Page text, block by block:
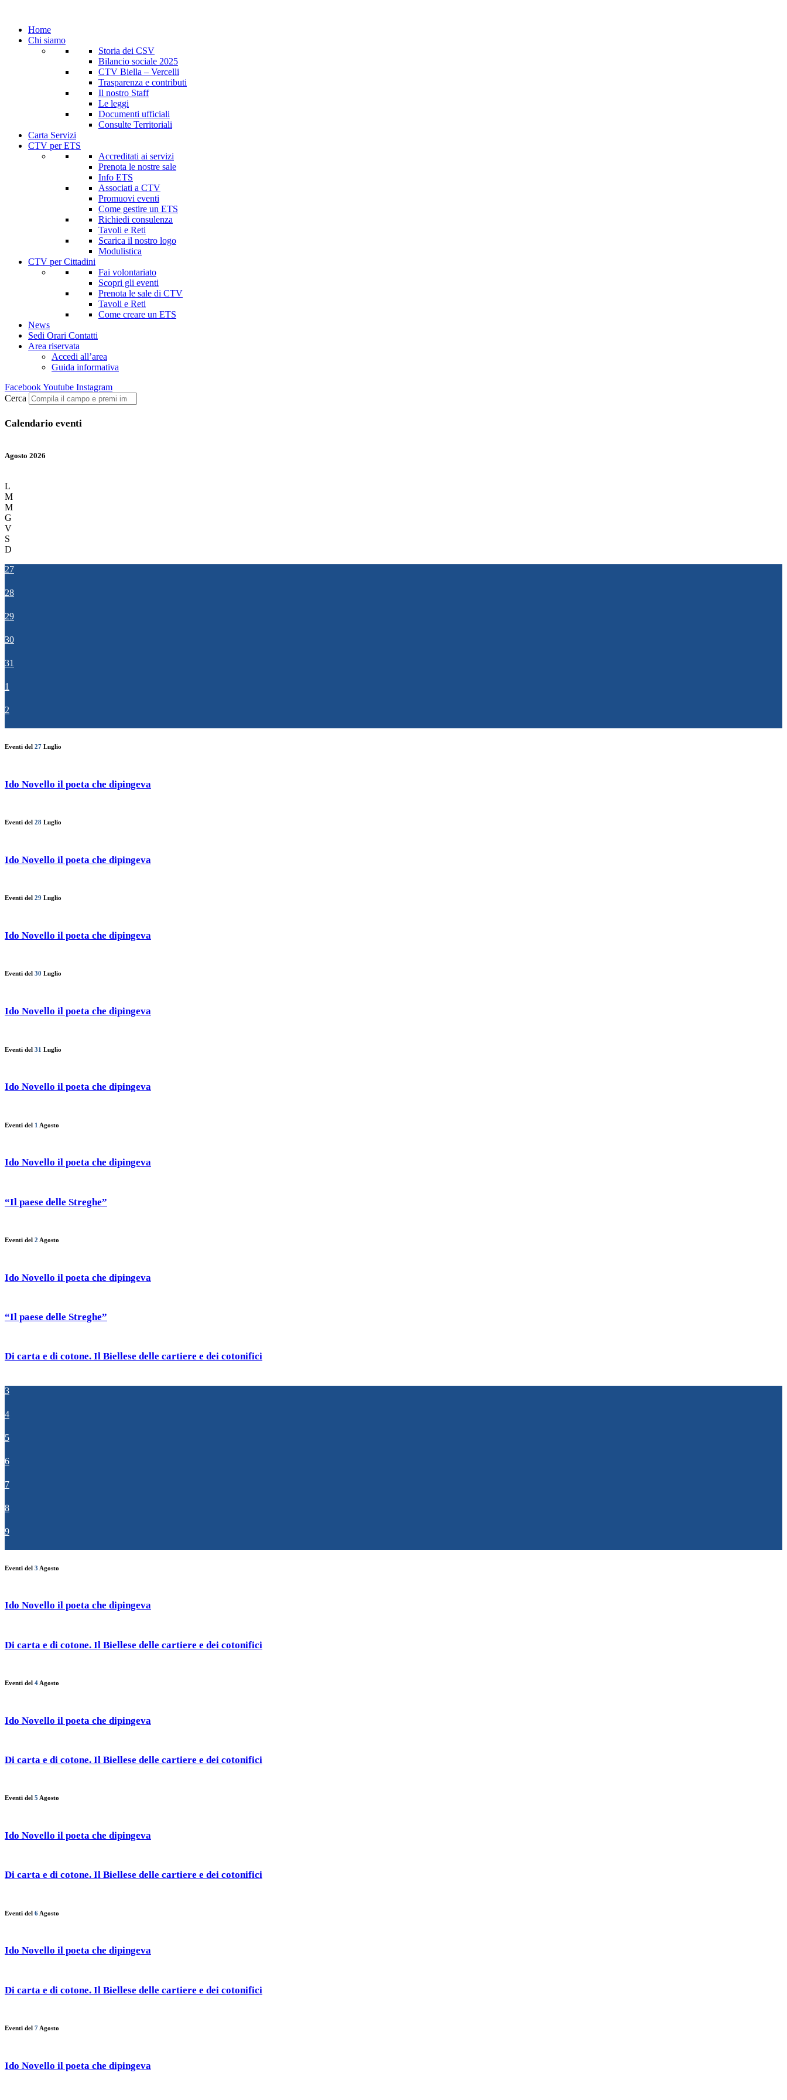
Home
Chi siamo
Storia dei CSV
Bilancio sociale 2025
CTV Biella – Vercelli
Trasparenza e contributi
Il nostro Staff
Le leggi
Documenti ufficiali
Consulte Territoriali
Carta Servizi
CTV per ETS
Accreditati ai servizi
Prenota le nostre sale
Info ETS
Associati a CTV
Promuovi eventi
Come gestire un ETS
Richiedi consulenza
Tavoli e Reti
Scarica il nostro logo
Modulistica
CTV per Cittadini
Fai volontariato
Scopri gli eventi
Prenota le sale di CTV
Tavoli e Reti
Come creare un ETS
News
Sedi Orari Contatti
Area riservata
Accedi all’area
Guida informativa
FacebookYoutube Instagram
Cerca
Calendario eventi
Agosto 2026
L
M
M
G
V
S
D
27
28
29
30
31
1
2
Eventi del 27 Luglio
Ido Novello il poeta che dipingeva
Eventi del 28 Luglio
Ido Novello il poeta che dipingeva
Eventi del 29 Luglio
Ido Novello il poeta che dipingeva
Eventi del 30 Luglio
Ido Novello il poeta che dipingeva
Eventi del 31 Luglio
Ido Novello il poeta che dipingeva
Eventi del 1 Agosto
Ido Novello il poeta che dipingeva
“Il paese delle Streghe”
Eventi del 2 Agosto
Ido Novello il poeta che dipingeva
“Il paese delle Streghe”
Di carta e di cotone. Il Biellese delle cartiere e dei cotonifici
3
4
5
6
7
8
9
Eventi del 3 Agosto
Ido Novello il poeta che dipingeva
Di carta e di cotone. Il Biellese delle cartiere e dei cotonifici
Eventi del 4 Agosto
Ido Novello il poeta che dipingeva
Di carta e di cotone. Il Biellese delle cartiere e dei cotonifici
Eventi del 5 Agosto
Ido Novello il poeta che dipingeva
Di carta e di cotone. Il Biellese delle cartiere e dei cotonifici
Eventi del 6 Agosto
Ido Novello il poeta che dipingeva
Di carta e di cotone. Il Biellese delle cartiere e dei cotonifici
Eventi del 7 Agosto
Ido Novello il poeta che dipingeva